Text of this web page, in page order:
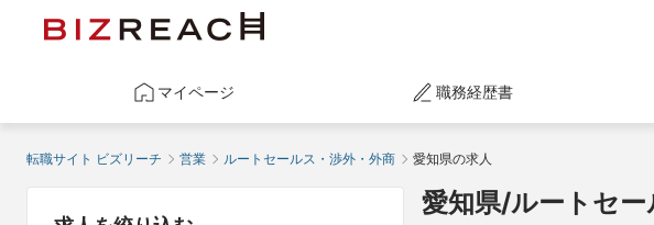
マイページ 職務経歴書
転職サイト ビズリーチ 営業 ルートセールス・渉外・外商 愛知県の求人
愛知県/ルートセ